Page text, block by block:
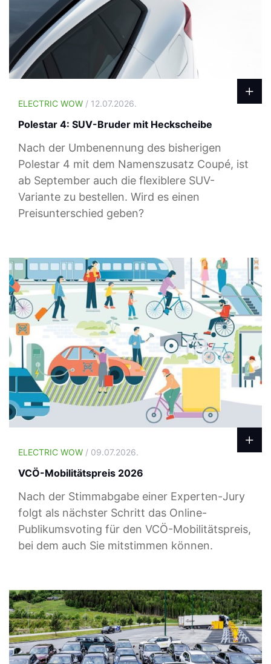
ELECTRIC WOW / 12.07.2026.
Polestar 4: SUV-Bruder mit Heckscheibe
Nach der Umbenennung des bisherigen
Polestar 4 mit dem Namenszusatz Coupé, ist
ab September auch die flexiblere SUV-
Variante zu bestellen. Wird es einen
Preisunterschied geben?
ELECTRIC WOW / 09.07.2026.
VCÖ-Mobilitätspreis 2026
Nach der Stimmabgabe einer Experten-Jury
folgt als nächster Schritt das Online-
Publikumsvoting für den VCÖ-Mobilitätspreis,
bei dem auch Sie mitstimmen können.